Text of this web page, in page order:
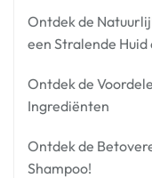
Ontdek de
een Stralende Huid
Ontdek de
Ingrediënten
Ontdek de
Shampoo!